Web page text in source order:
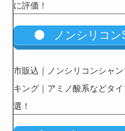
に評価！
ノンシリコン
市販込｜ノンシリコンシャ
キング｜アミノ酸系などタ
選！